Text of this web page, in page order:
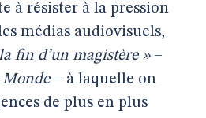
à résister à la pression
médias audiovisuels,
fin d’un magistère »–
Monde– à laquelle on
de plus en plus